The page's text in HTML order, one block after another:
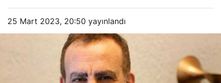
25 Mart 2023, 20:50 yayınlandı